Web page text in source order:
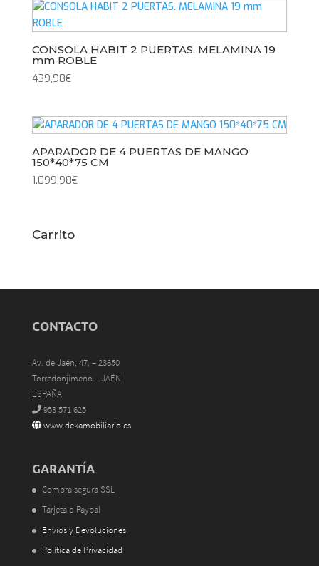
CONSOLA HABIT 2 PUERTAS. MELAMINA 19
mm ROBLE
439,98€
APARADOR DE 4 PUERTAS DE MANGO
150*40*75 CM
1.099,98€
Carrito
CONTACTO
Av. de Jaén, 47, – 23650
Torredonjimeno – JAÉN
ESPAÑA
953 571 625
www.dekamobiliario.es
GARANTÍA
Compra segura SSL
Tarjeta o Paypal
Envíos y Devoluciones
Política de Privacidad